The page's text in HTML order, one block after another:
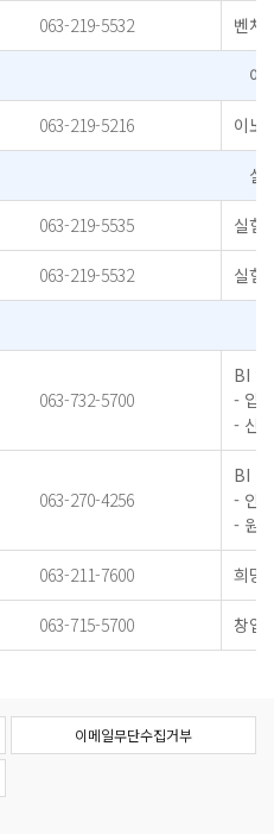
063-219-5532 벤처
이
063-219-5216 이노
실
063-219-5535 실험
063-219-5532 실험
063-732-5700
BI
- 입
- 신
063-270-4256
BI
- 인
- 원
063-211-7600 희망
063-715-5700 창업
이메일무단수집거부